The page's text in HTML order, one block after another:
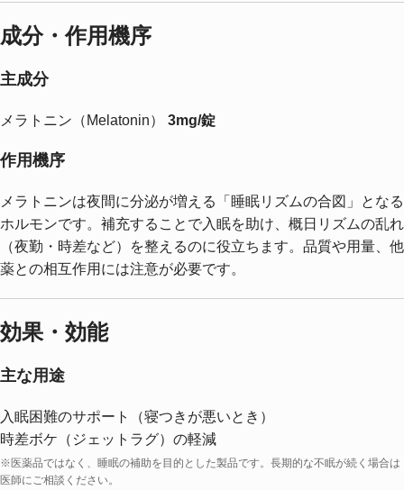
成分・作用機序
主成分
メラトニン（Melatonin） 3mg/錠
作用機序
メラトニンは夜間に分泌が増える「睡眠リズムの合図」となる
ホルモンです。補充することで入眠を助け、概日リズムの乱れ
（夜勤・時差など）を整えるのに役立ちます。品質や用量、他
薬との相互作用には注意が必要です。
効果・効能
主な用途
入眠困難のサポート（寝つきが悪いとき）
時差ボケ（ジェットラグ）の軽減
※医薬品ではなく、睡眠の補助を目的とした製品です。長期的な不眠が続く場合は
医師にご相談ください。